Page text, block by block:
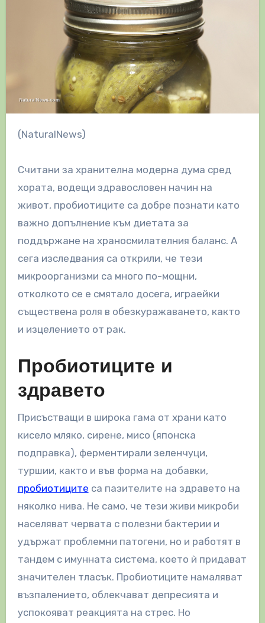
(NaturalNews)
Считани за хранителна модерна дума сред
хората, водещи здравословен начин на
живот, пробиотиците са добре познати като
важно допълнение към диетата за
поддържане на храносмилателния баланс. А
сега изследвания са открили, че тези
микроорганизми са много по-мощни,
отколкото се е смятало досега, играейки
съществена роля в обезкуражаването, както
и изцелението от рак.
Пробиотиците и
здравето
Присъстващи в широка гама от храни като
кисело мляко, сирене, мисо (японска
подправка), ферментирали зеленчуци,
туршии, както и във форма на добавки,
пробиотиците са пазителите на здравето на
няколко нива. Не само, че тези живи микроби
населяват червата с полезни бактерии и
удържат проблемни патогени, но и работят в
тандем с имунната система, което ѝ придават
значителен тласък. Пробиотиците намаляват
възпалението, облекчават депресията и
успокояват реакцията на стрес. Но